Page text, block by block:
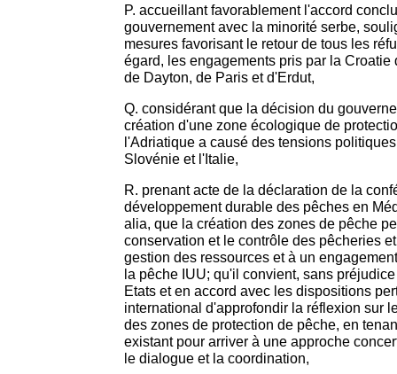
P. accueillant favorablement l'accord
gouvernement avec la minorité serbe,
mesures favorisant le retour de tous les
égard, les engagements pris par la
de Dayton, de Paris et d'Erdut,
Q. considérant que la décision du
création d'une zone écologique de
l'Adriatique a causé des tensions
Slovénie et l'Italie,
R. prenant acte de la déclaration de la
développement durable des pêches en
alia, que la création des zones de pêche
conservation et le contrôle des pêcheries
gestion des ressources et à un
la pêche IUU; qu'il convient, sans
Etats et en accord avec les dispositions
international d'approfondir la réflexion sur
des zones de protection de pêche, en
existant pour arriver à une approche
le dialogue et la coordination,